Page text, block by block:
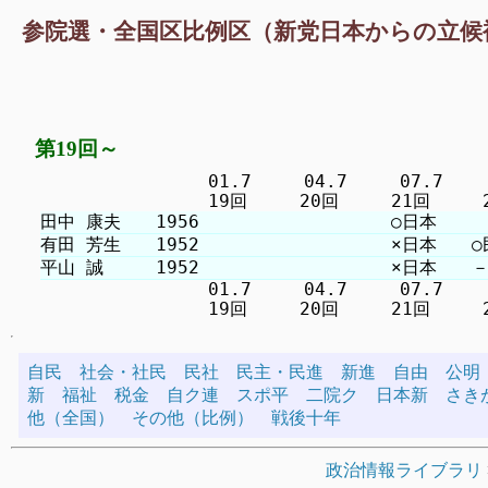
参院選・全国区比例区（新党日本からの立
第19回～
01.7　　　04.7　　　07.7　　　
01.7　　　04.7　　　07.7　　　
自民 社会・社民 民社 民主・民進 新進 自由
公明
新
福祉 税金 自ク連 スポ平 二院ク 日本新
さき
他（全国）
その他（比例） 戦後十年
政治情報ライブラリ